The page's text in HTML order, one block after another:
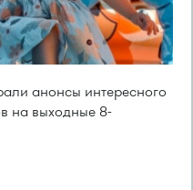
анонсы интересного
на выходные 8-